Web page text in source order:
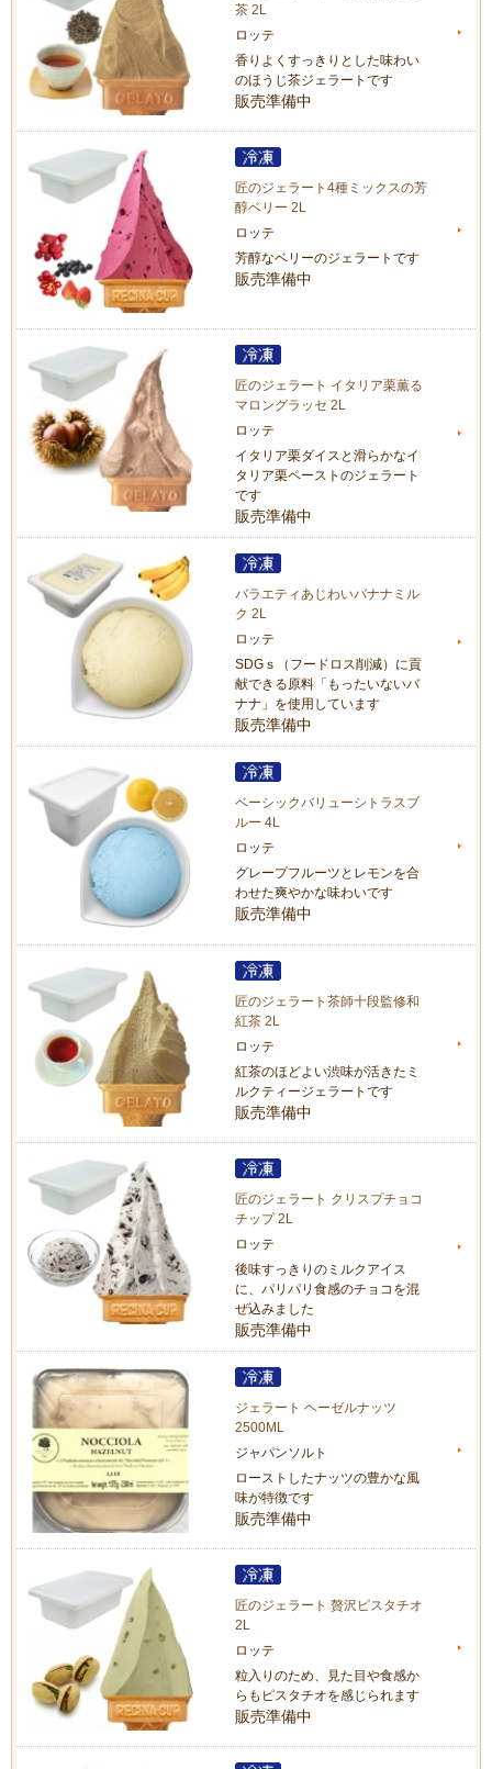
茶 2L
ロッテ
香りよくすっきりとした味わい
のほうじ茶ジェラートです
販売準備中
匠のジェラート4種ミックスの芳
醇ベリー 2L
ロッテ
芳醇なベリーのジェラートです
販売準備中
匠のジェラート イタリア栗薫る
マロングラッセ 2L
ロッテ
イタリア栗ダイスと滑らかなイ
タリア栗ペーストのジェラート
です
販売準備中
バラエティあじわいバナナミル
ク 2L
ロッテ
SDGｓ（フードロス削減）に貢
献できる原料「もったいないバ
ナナ」を使用しています
販売準備中
ベーシックバリューシトラスブ
ルー 4L
ロッテ
グレープフルーツとレモンを合
わせた爽やかな味わいです
販売準備中
匠のジェラート茶師十段監修和
紅茶 2L
ロッテ
紅茶のほどよい渋味が活きたミ
ルクティージェラートです
販売準備中
匠のジェラート クリスプチョコ
チップ 2L
ロッテ
後味すっきりのミルクアイス
に、パリパリ食感のチョコを混
ぜ込みました
販売準備中
ジェラート ヘーゼルナッツ
2500ML
ジャパンソルト
ローストしたナッツの豊かな風
味が特徴です
販売準備中
匠のジェラート 贅沢ピスタチオ
2L
ロッテ
粒入りのため、見た目や食感か
らもピスタチオを感じられます
販売準備中